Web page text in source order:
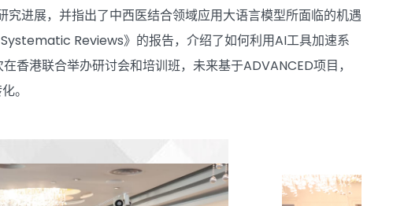
进展，并指出了中西医结合领域应用大语言模型所面临的机遇
Reviews》的报告，介绍了如何利用AI工具加速系
香港联合举办研讨会和培训班，未来基于ADVANCED项目，
。